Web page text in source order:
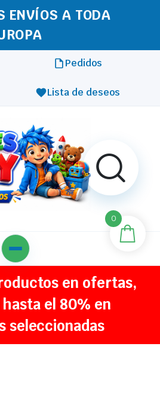
ENVÍOS A TODA
Pedidos
Lista de deseos
en ofertas,
el 80% en
seleccionadas
0